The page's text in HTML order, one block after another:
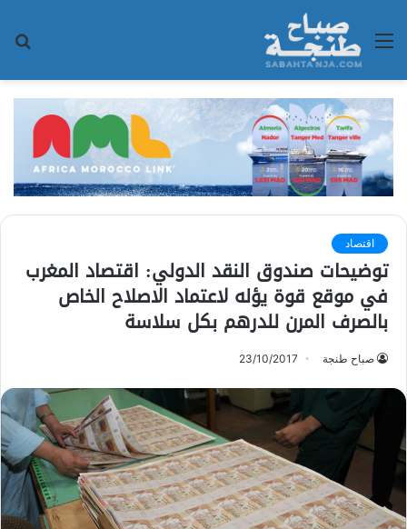
القائمة
اقتصاد
توضيحات صندوق النقد الدولي: اقتصاد المغرب
في موقع قوة يؤله لاعتماد الاصلاح الخاص
بالصرف المرن للدرهم بكل سلاسة
صباح طنجة 23/10/2017